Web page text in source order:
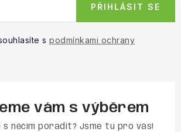
s podmínkami ochrany
PŘIHLÁSIT SE
vám s výběrem
něčím poradit? Jsme tu pro vás!